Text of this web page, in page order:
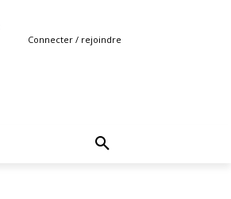
Connecter / rejoindre